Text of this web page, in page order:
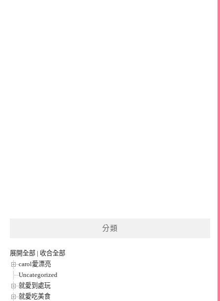
分類
展開全部 | 收合全部
carol愛漂亮
Uncategorized
就愛到處玩
就愛吃美食